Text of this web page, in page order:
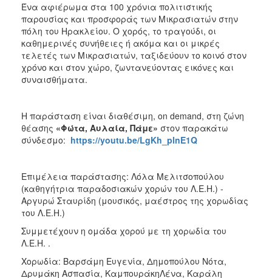
Ένα αφιέρωμα στα 100 χρόνια πολιτιστικής
παρουσίας και προσφοράς των Μικρασιατών στην
πόλη του Ηρακλείου. Ο χορός, το τραγούδι, οι
καθημερινές συνήθειες ή ακόμα και οι μικρές
τελετές των Μικρασιατών, ταξιδεύουν το κοινό στον
χρόνο και στον χώρο, ζωντανεύοντας εικόνες και
συναισθήματα.
Η παράσταση είναι διαθέσιμη, on demand, στη ζώνη
θέασης «Φώτα, Αυλαία, Πάμε» στον παρακάτω
σύνδεσμο: https://youtu.be/LgKh_plnE1Q
Επιμέλεια παράστασης: Λόλα Μελιτσοπούλου
(καθηγήτρια παραδοσιακών χορών του Λ.Ε.Η.) -
Αργυρώ Σταυρίδη (μουσικός, μαέστρος της χορωδίας
του Λ.Ε.Η.)
Συμμετέχουν η ομάδα χορού με τη χορωδία του
Λ.Ε.Η. .
Χορωδία: Βαρσάμη Ευγενία, Δημοπούλου Νότα,
Δρυμάκη Ασπασία, ΚαμπουράκηΛένα, Καράλη